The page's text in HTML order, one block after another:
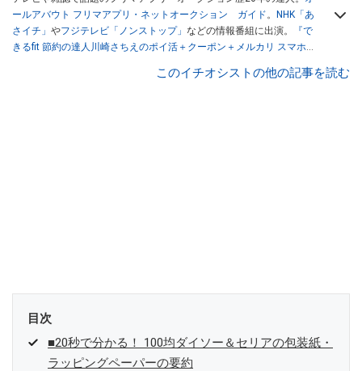
ールアバウト フリマアプリ・ネットオークション ガイド。
NHK「あ
さイチ」 やフジテレビ「ノンストップ」 などの情報番組に出演。
『で
きるfit 節約の達人川崎さちえのポイ活＋クーポン＋メルカリ スマホで
スマホ1つでスキマ時間に効率的に稼ぐ！』（翔泳社刊） ほか著書多
このイチオシストの他の記事を読む
目次
■20秒で分かる！ 100均ダイソー＆セリアの包装紙・
ラッピングペーパーの要約